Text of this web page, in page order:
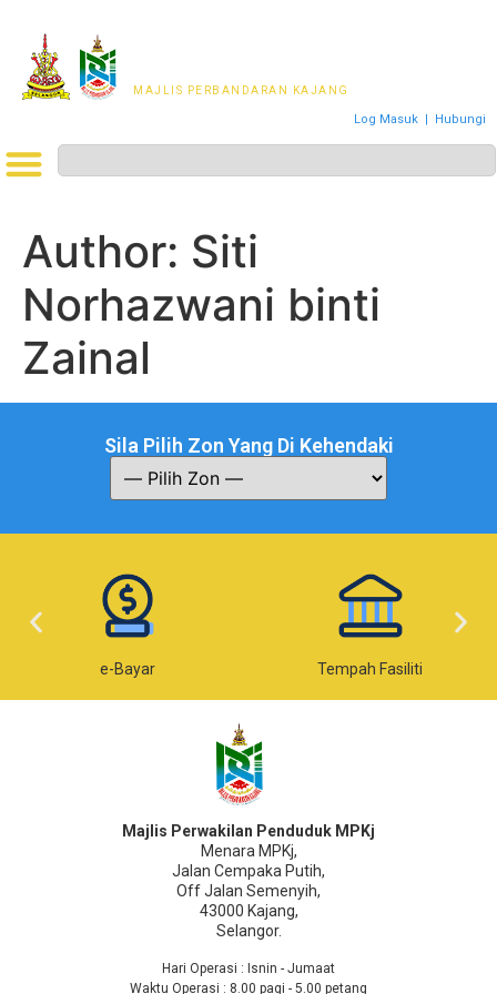
MAJLIS PERBANDARAN KAJANG
Log Masuk | Hubungi
Author: Siti
Norhazwani binti
Zainal
Sila Pilih Zon Yang Di Kehendaki
e-Bayar Tempah Fasiliti
Majlis Perwakilan Penduduk MPKj
Menara MPKj,
Jalan Cempaka Putih,
Off Jalan Semenyih,
43000 Kajang,
Selangor.
Hari Operasi : Isnin - Jumaat
Waktu Operasi : 8.00 pagi - 5.00 petang